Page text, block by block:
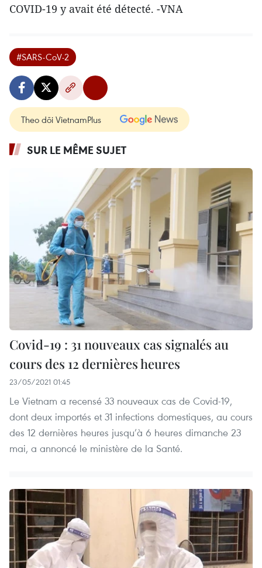
COVID-19 y avait été détecté. -VNA
#SARS-CoV-2
Theo dõi VietnamPlus
SUR LE MÊME SUJET
Covid-19 : 31 nouveaux cas signalés au
cours des 12 dernières heures
23/05/2021 01:45
Le Vietnam a recensé 33 nouveaux cas de Covid-19,
dont deux importés et 31 infections domestiques, au cours
des 12 dernières heures jusqu’à 6 heures dimanche 23
mai, a annoncé le ministère de la Santé.